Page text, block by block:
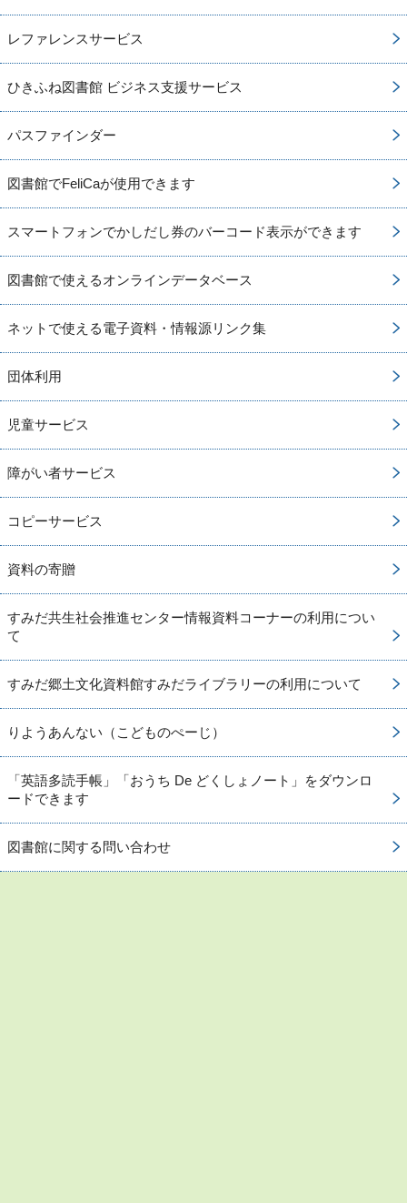
レファレンスサービス
ひきふね図書館 ビジネス支援サービス
パスファインダー
図書館でFeliCaが使用できます
スマートフォンでかしだし券のバーコード表示ができます
図書館で使えるオンラインデータベース
ネットで使える電子資料・情報源リンク集
団体利用
児童サービス
障がい者サービス
コピーサービス
資料の寄贈
すみだ共生社会推進センター情報資料コーナーの利用につい
て
すみだ郷土文化資料館すみだライブラリーの利用について
りようあんない（こどものぺーじ）
「英語多読手帳」「おうち De どくしょノート」をダウンロ
ードできます
図書館に関する問い合わせ